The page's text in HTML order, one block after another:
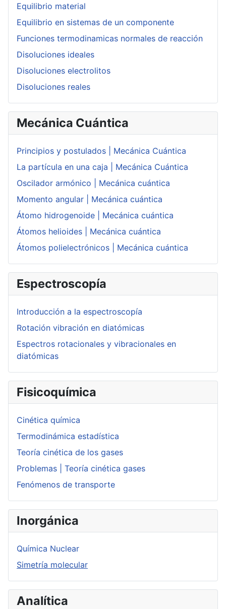
Equilibrio material
Equilibrio en sistemas de un componente
Funciones termodinamicas normales de reacción
Disoluciones ideales
Disoluciones electrolitos
Disoluciones reales
Mecánica Cuántica
Principios y postulados | Mecánica Cuántica
La partícula en una caja | Mecánica Cuántica
Oscilador armónico | Mecánica cuántica
Momento angular | Mecánica cuántica
Átomo hidrogenoide | Mecánica cuántica
Átomos helioides | Mecánica cuántica
Átomos polielectrónicos | Mecánica cuántica
Espectroscopía
Introducción a la espectroscopía
Rotación vibración en diatómicas
Espectros rotacionales y vibracionales en
diatómicas
Fisicoquímica
Cinética química
Termodinámica estadística
Teoría cinética de los gases
Problemas | Teoría cinética gases
Fenómenos de transporte
Inorgánica
Química Nuclear
Simetría molecular
Analítica